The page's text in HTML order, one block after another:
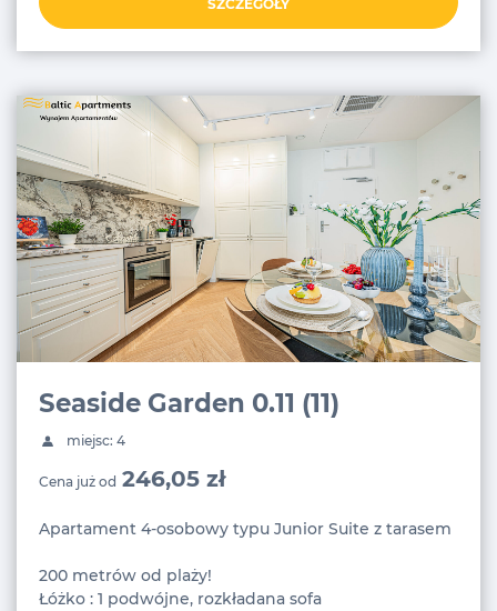
SZCZEGÓŁY
Seaside Garden 0.11 (11)
miejsc: 4
Cena już od 246,05 zł
Apartament 4-osobowy typu Junior Suite z tarasem
200 metrów od plaży!
Łóżko : 1 podwójne, rozkładana sofa